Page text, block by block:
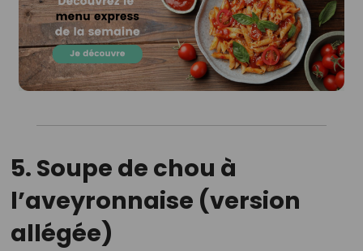
5. Soupe de chou à
l’aveyronnaise (version
allégée)